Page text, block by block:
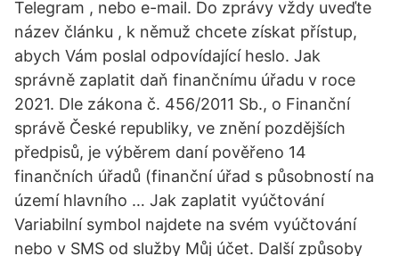
Telegram , nebo e-mail. Do zprávy vždy uveďte
název článku , k němuž chcete získat přístup,
abych Vám poslal odpovídající heslo. Jak
správně zaplatit daň finančnímu úřadu v roce
2021. Dle zákona č. 456/2011 Sb., o Finanční
správě České republiky, ve znění pozdějších
předpisů, je výběrem daní pověřeno 14
finančních úřadů (finanční úřad s působností na
území hlavního … Jak zaplatit vyúčtování
Variabilní symbol najdete na svém vyúčtování
nebo v SMS od služby Můj účet. Další způsoby